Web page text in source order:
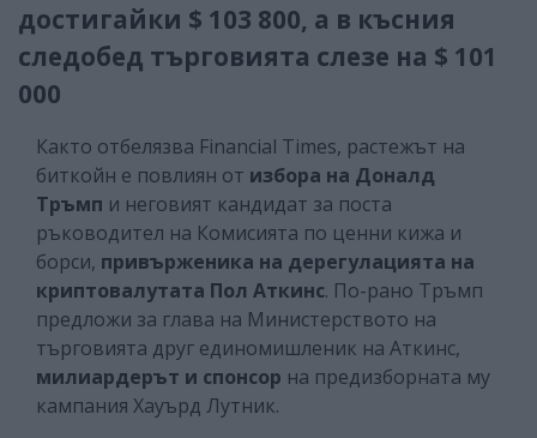
достигайки $ 103 800, а в късния
следобед търговията слезе на $ 101
000
Както отбелязва Financial Times, растежът на
биткойн е повлиян от избора на Доналд
Тръмп и неговият кандидат за поста
ръководител на Комисията по ценни кижа и
борси, привърженика на дерегулацията на
криптовалутата Пол Аткинс. По-рано Тръмп
предложи за глава на Министерството на
търговията друг единомишленик на Аткинс,
милиардерът и спонсор на предизборната му
кампания Хауърд Лутник.